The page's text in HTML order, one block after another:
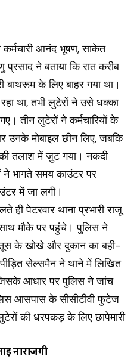
कर्मचारी आनंद भूषण, साकेत
प्रसाद ने बताया कि रात करीब
बाथरूम के लिए बाहर गया था।
था, तभी लुटेरों ने उसे धक्का
तीन लुटेरों ने कर्मचारियों के
उनके मोबाइल छीन लिए, जबकि
तलाश में जुट गया। नकदी
ने भागते समय काउंटर पर
में जा लगी।
ही पेटरवार थाना प्रभारी राजू
मौके पर पहुंचे। पुलिस ने
के खोखे और दुकान का बही-
सेल्समैन ने थाने में लिखित
आधार पर पुलिस ने जांच
आसपास के सीसीटीवी फुटेज
की धरपकड़ के लिए छापेमारी
नाराजगी